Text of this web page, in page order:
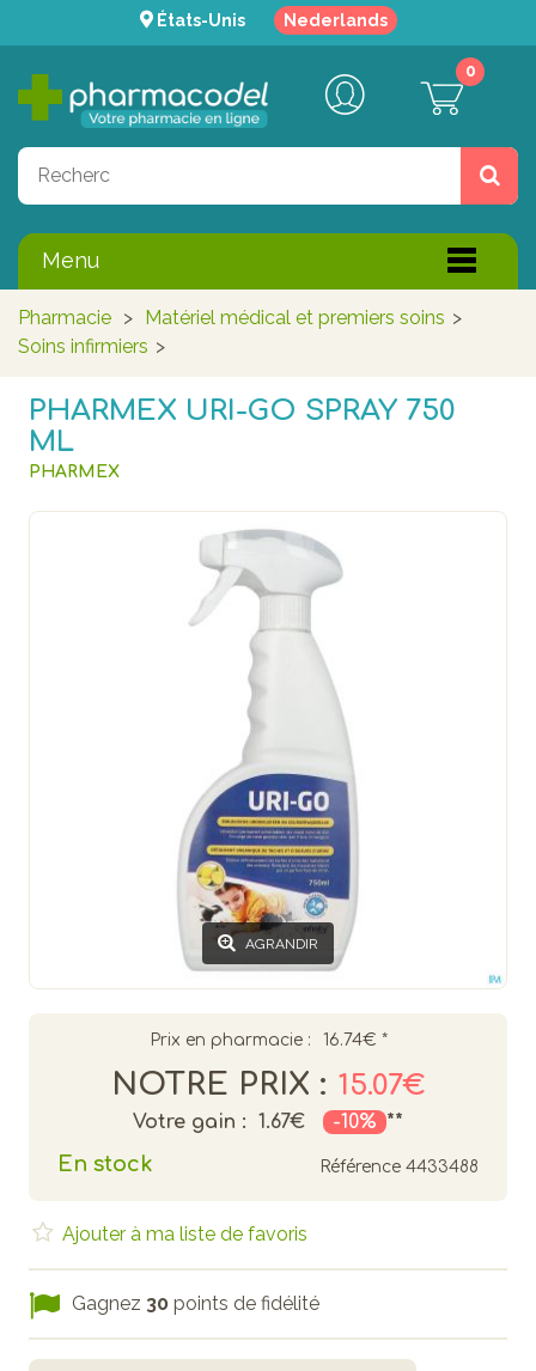
États-Unis Nederlands
0
Menu
Pharmacie > Matériel médical et premiers soins >
Soins infirmiers >
PHARMEX URI-GO SPRAY 750
ML
PHARMEX
AGRANDIR
Prix en pharmacie : 16.74€ *
NOTRE PRIX : 15.07€
Votre gain : 1.67€ -10% **
En stock Référence 4433488
Ajouter à ma liste de favoris
Gagnez 30 points de fidélité